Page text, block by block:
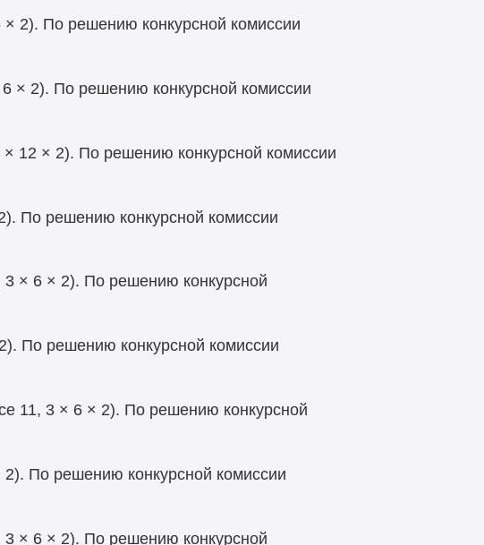
2). По решению конкурсной комиссии
× 2). По решению конкурсной комиссии
12 × 2). По решению конкурсной комиссии
По решению конкурсной комиссии
× 6 × 2). По решению конкурсной
По решению конкурсной комиссии
11, 3 × 6 × 2). По решению конкурсной
По решению конкурсной комиссии
× 6 × 2). По решению конкурсной